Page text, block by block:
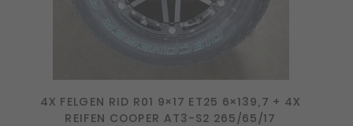
4X FELGEN RID R01 9×17 ET25 6×139,7 + 4X
REIFEN COOPER AT3-S2 265/65/17